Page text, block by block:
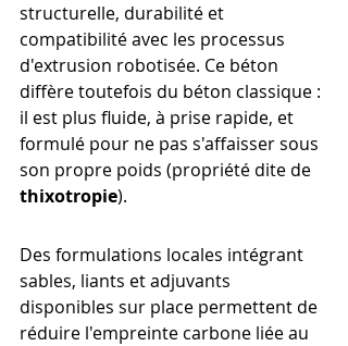
structurelle, durabilité et
compatibilité avec les processus
d'extrusion robotisée. Ce béton
diffère toutefois du béton classique :
il est plus fluide, à prise rapide, et
formulé pour ne pas s'affaisser sous
son propre poids (propriété dite de
thixotropie).
Des formulations locales intégrant
sables, liants et adjuvants
disponibles sur place permettent de
réduire l'empreinte carbone liée au